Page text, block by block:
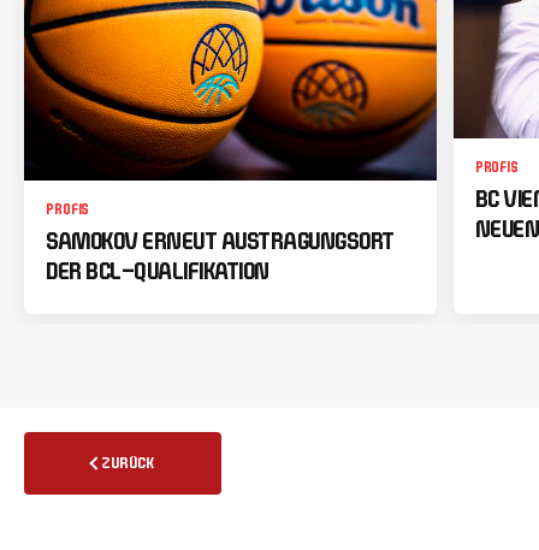
PROFIS
SAMOKOV ERNEUT AUSTRAGUNGSORT
DER BCL-QUALIFIKATION
PROFIS
BC
ZURÜCK